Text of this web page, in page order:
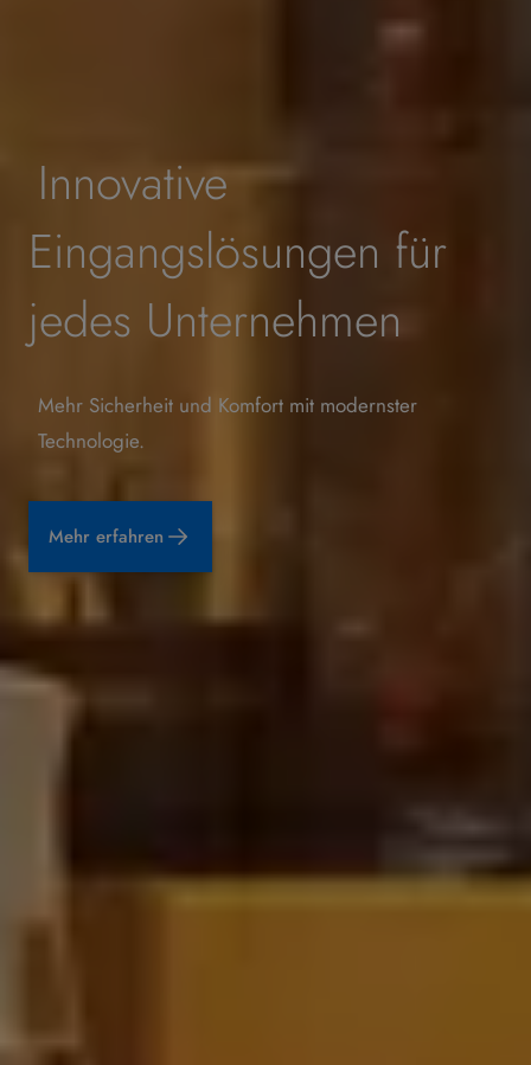
Innovative
Eingangslösungen für
jedes Unternehmen
Mehr Sicherheit und Komfort mit modernster
Technologie.
Mehr erfahren